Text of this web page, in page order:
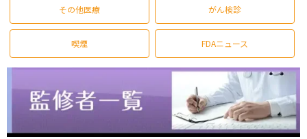
その他医療 がん検診
喫煙 FDAニュース